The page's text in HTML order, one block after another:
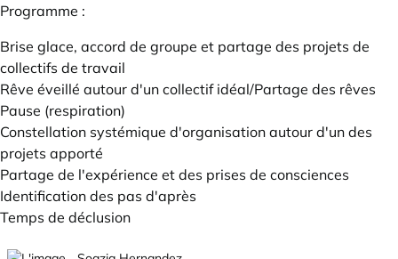
Programme :
Brise glace, accord de groupe et partage des projets de
collectifs de travail
Rêve éveillé autour d'un collectif idéal/Partage des rêves
Pause (respiration)
Constellation systémique d'organisation autour d'un des
projets apporté
Partage de l'expérience et des prises de consciences
Identification des pas d'après
Temps de déclusion